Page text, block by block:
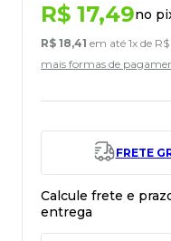
R$ 17,49no
R$ 18,41 em até 1x de R$
mais formas de
FRETE